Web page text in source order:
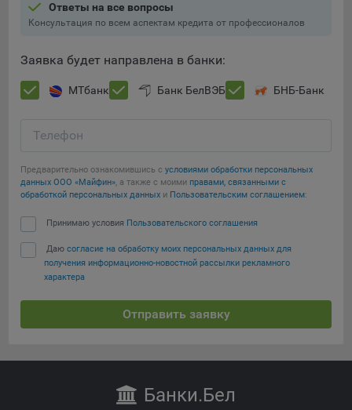
Компании, которым мы поручаем обработку данных для
Яндекса рекламная сеть (Yandex Mobile Ads, ADFOX) -
сервис показа контекстной рекламы. Адрес: Yandex
Europe AG, Werftestrasse 4, CH-6005 Luzern, Switzerland.
Google Ads - сервис показа контекстной рекламы,
предоставляемый компанией Google Ireland Ltd, Gordon
Сохранить мои изменения
Сохранить по умолчанию
Ответы на все вопросы
Консультация по всем аспектам кредита от профессионалов
Заявка будет направлена в банки:
МТбанк Банк БелВЭБ БНБ-Банк
Телефон
Предварительно ознакомившись с условиями обработки персональных
данных ООО «Майфин», а также с моими правами, связанными с
обработкой персональных данных и Пользовательским соглашением:
Принимаю условия Пользовательского соглашения
Даю согласие на обработку моих персональных данных для
получения информационно-новостной рассылки рекламного
характера
Отправить заявку
Банки.Бел